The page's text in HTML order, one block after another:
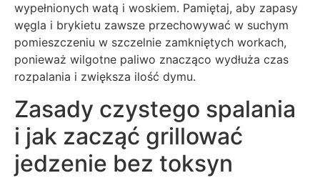
wypełnionych watą i woskiem. Pamiętaj, aby zapasy
węgla i brykietu zawsze przechowywać w suchym
pomieszczeniu w szczelnie zamkniętych workach,
ponieważ wilgotne paliwo znacząco wydłuża czas
rozpalania i zwiększa ilość dymu.
Zasady czystego spalania
i jak zacząć grillować
jedzenie bez toksyn